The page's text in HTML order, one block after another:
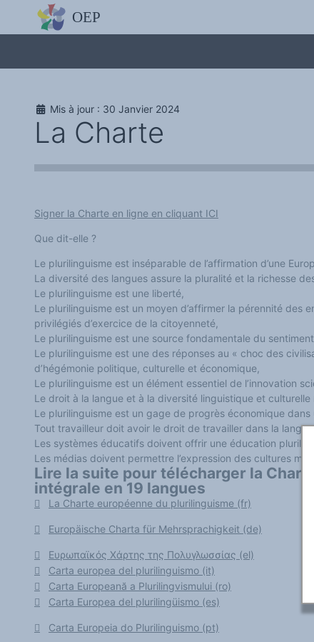
Agir avec l'OEP
Contacter l'OEP
Proposer une action
Demander un stage
LES ACTIONS
La petite librairie de l'OEP
Collection Plurilinguisme
L'annuaire des chercheurs et équipes de recherche sur le
Les séminaires en partenariat
Une cagnotte pour installer le plurilinguisme à l'université
PÔLE RECHERCHE
Bibliographie
Colloques et séminaires
Appels à communication ou projet
Classement thématique
Annuaire des chercheurs sur le plurilinguisme
Instituts et centres de recherche
L'OEP et le plurilinguisme sur CAIRN
LES FONDAMENTAUX
Les acteurs du plurilinguisme
Langues et géopolitique - L'avenir des langues
Multilinguismes et plurilinguismes
Politiques et droits linguistiques
Dynamique des langues
Langues et histoire
Langues, sciences et philosophie
Science ouverte
Langues et pouvoirs
Terminologie
Textes de référence
DOSSIERS THÉMATIQUES
Culture et industries culturelles
International
Accès au dictionnaire des anglicismes
Accéder à la plateforme pour la traduction (en construction)
Accès à la banque de données Relations internationales
Accéder au site de l'OPA (Observatoire du plurilinguisme en Afrique)
ACTUALITÉS/EVENEMENTS
Actualités
Manifestations
La Charte
Mis à jour : 30 Janvier 2024
Signer la Charte en ligne en cliquant ICI
Que dit-elle ?
Le plurilinguisme est inséparable de l’affirmation d’une
La diversité des langues assure la pluralité et la richesse
Le plurilinguisme est une liberté,
Le plurilinguisme est un moyen d’affirmer la pérennité des
privilégiés d’exercice de la citoyenneté,
Le plurilinguisme est une source fondamentale du
Le plurilinguisme est une des réponses au « choc des
d’hégémonie politique, culturelle et économique,
Le plurilinguisme est un élément essentiel de l’innovation
Le droit à la langue et à la diversité linguistique et culturelle
Le plurilinguisme est un gage de progrès économique dans
Tout travailleur doit avoir le droit de travailler dans la
Les systèmes éducatifs doivent offrir une éducation
Les médias doivent permettre l’expression des cultures
Lire la suite pour télécharger la
intégrale en 19 langues
La Charte européenne du plurilinguisme (fr)
Europäische Charta für Mehrsprachigkeit (de)
Ευρωπαϊκός Χάρτης της Πολυγλωσσίας (el)
Carta europea del plurilinguismo (it)
Carta Europeană a Plurilingvismului (ro)
Carta Europea del plurilingüismo (es)
Carta Europeia do Plurilinguismo (pt)